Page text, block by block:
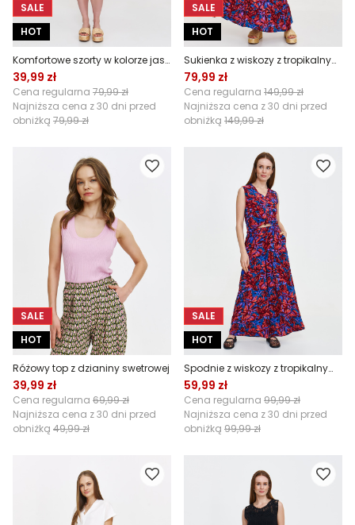
SALE
HOT
Komfortowe szorty w kolorze jasnego beżu
39,99 zł
Cena regularna 79,99 zł
Najniższa cena z 30 dni przed
obniżką 79,99 zł
SALE
HOT
Sukienka z wiskozy z tropikalnym printem
79,99 zł
Cena regularna 149,99 zł
Najniższa cena z 30 dni przed
obniżką 149,99 zł
SALE
HOT
Różowy top z dzianiny swetrowej
39,99 zł
Cena regularna 69,99 zł
Najniższa cena z 30 dni przed
obniżką 49,99 zł
SALE
HOT
Spodnie z wiskozy z tropikalnym printem
59,99 zł
Cena regularna 99,99 zł
Najniższa cena z 30 dni przed
obniżką 99,99 zł